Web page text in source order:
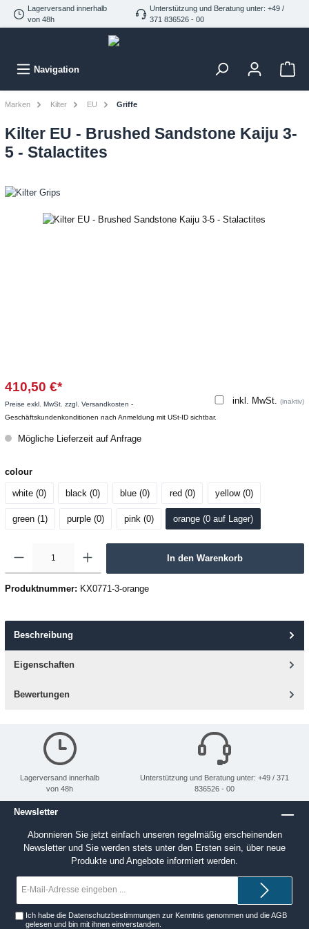
Lagerversand innerhalb
von 48h
Unterstützung und Beratung unter: +49 /
371 836526 - 00
Navigation
Marken Kilter EU Griffe
Kilter EU - Brushed Sandstone Kaiju 3-
5 - Stalactites
410,50 €*
inkl. MwSt. (inaktiv)
Preise exkl. MwSt. zzgl. Versandkosten -
Geschäftskundenkonditionen nach Anmeldung mit USt-ID sichtbar.
Mögliche Lieferzeit auf Anfrage
colour
white (0) black (0) blue (0) red (0) yellow (0)
green (1) purple (0) pink (0) orange (0 auf Lager)
In den Warenkorb
Produktnummer: KX0771-3-orange
Beschreibung
Eigenschaften
Bewertungen
Lagerversand innerhalb
von 48h
Unterstützung und Beratung unter: +49 / 371
836526 - 00
Newsletter
Abonnieren Sie jetzt einfach unseren regelmäßig erscheinenden
Newsletter und Sie werden stets unter den Ersten sein, über neue
Produkte und Angebote informiert werden.
Ich habe die Datenschutzbestimmungen zur Kenntnis genommen und dieAGB
gelesen und bin mit ihnen einverstanden.